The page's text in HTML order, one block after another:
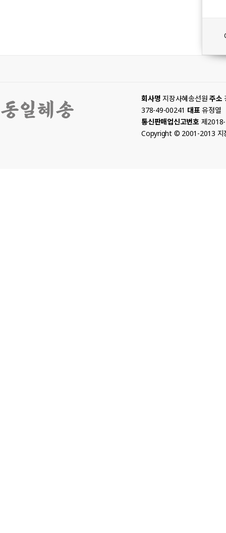
회사명 지장사혜송선원 주소
378-49-00241 대표 유정열
통신판매업신고번호 제
Copyright © 2001-2013 지